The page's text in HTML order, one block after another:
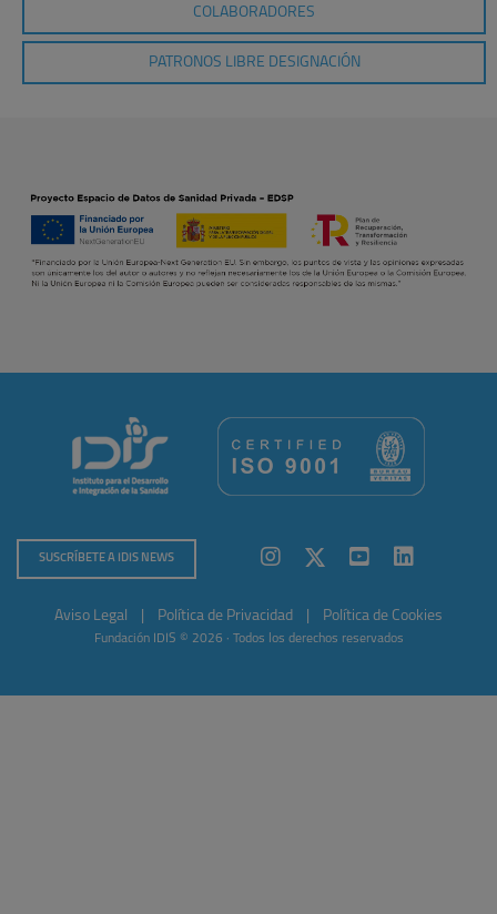
COLABORADORES
PATRONOS LIBRE DESIGNACIÓN
SUSCRÍBETE A IDIS NEWS
Aviso Legal Política de Privacidad Política de Cookies
Fundación IDIS © 2026 · Todos los derechos reservados